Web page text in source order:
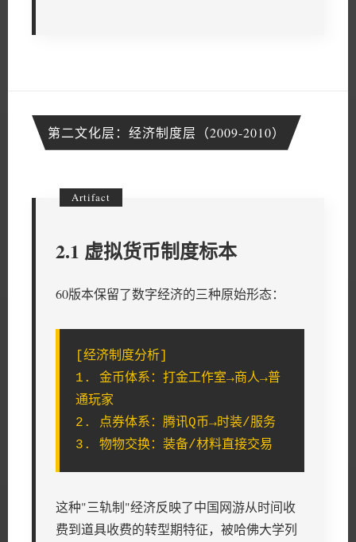
第二文化层：经济制度层（2009-2010）
2.1 虚拟货币制度标本
60版本保留了数字经济的三种原始形态：
[经济制度分析]
1. 金币体系：打金工作室→商人→普
通玩家
2. 点券体系：腾讯Q币→时装/服务
3. 物物交换：装备/材料直接交易
这种"三轨制"经济反映了中国网游从时间收
费到道具收费的转型期特征，被哈佛大学列